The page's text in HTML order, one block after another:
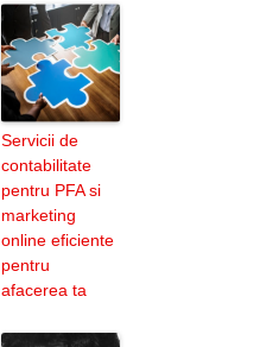
Servicii de
contabilitate
pentru PFA si
marketing
online eficiente
pentru
afacerea ta